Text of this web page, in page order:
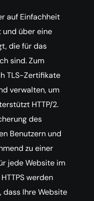
auf Einfachheit
und über eine
die für das
sind. Zum
TLS-Zertifikate
verwalten, um
HTTP/2.
des
Benutzern und
zu einer
jede Website im
werden
dass Ihre Website